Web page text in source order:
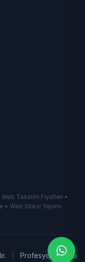
Tasarım Fiyatları •
Web Sitesi Yapımı
Profesyonel Web